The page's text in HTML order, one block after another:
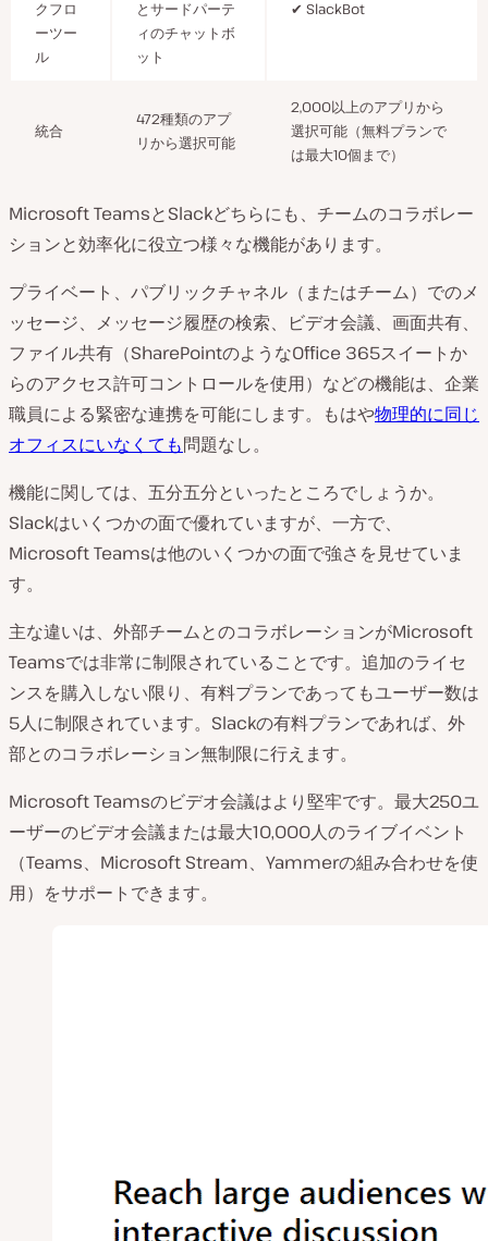
クフロ
ーツー
ル
とサードパーテ
ィのチャットボ
ット
✔ SlackBot
統合
472種類のアプ
リから選択可能
2,000以上のアプリから
選択可能（無料プランで
は最大10個まで）
Microsoft TeamsとSlackどちらにも、チームのコラボレー
ションと効率化に役立つ様々な機能があります。
プライベート、パブリックチャネル（またはチーム）でのメ
ッセージ、メッセージ履歴の検索、ビデオ会議、画面共有、
ファイル共有（SharePointのようなOffice 365スイートか
らのアクセス許可コントロールを使用）などの機能は、企業
職員による緊密な連携を可能にします。もはや物理的に同じ
オフィスにいなくても問題なし。
機能に関しては、五分五分といったところでしょうか。
Slackはいくつかの面で優れていますが、一方で、
Microsoft Teamsは他のいくつかの面で強さを見せていま
す。
主な違いは、外部チームとのコラボレーションがMicrosoft
Teamsでは非常に制限されていることです。追加のライセ
ンスを購入しない限り、有料プランであってもユーザー数は
5人に制限されています。Slackの有料プランであれば、外
部とのコラボレーション無制限に行えます。
Microsoft Teamsのビデオ会議はより堅牢です。最大250ユ
ーザーのビデオ会議または最大10,000人のライブイベント
（Teams、Microsoft Stream、Yammerの組み合わせを使
用）をサポートできます。